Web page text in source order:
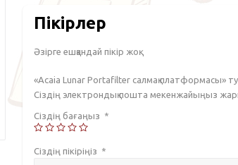
Пікірлер
Әзірге ешқандай пікір жоқ.
«Acaia Lunar Portafilter салмақ платформасы»
Сіздің электрондық пошта мекенжайыңыз
Сіздің бағаңыз *
Сіздің пікіріңіз *